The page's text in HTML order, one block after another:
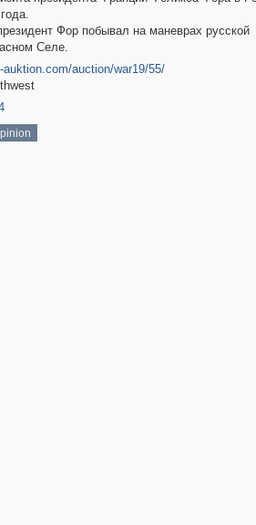
Фор побывал на маневрах русской
Селе.
auktion.com/auction/war19/55/